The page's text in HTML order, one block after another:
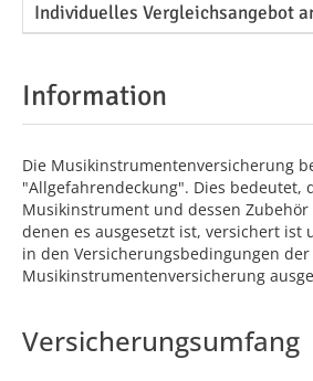
Individuelles Vergleichsangebot
Information
Die Musikinstrumentenversicherung
"Allgefahrendeckung". Dies bedeutet,
Musikinstrument und dessen Zubehör
denen es ausgesetzt ist, versichert ist
in den Versicherungsbedingungen der
Musikinstrumentenversicherung
Versicherungsumfang